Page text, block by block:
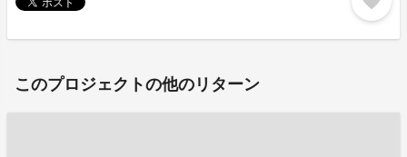
このプロジェクトの他のリターン